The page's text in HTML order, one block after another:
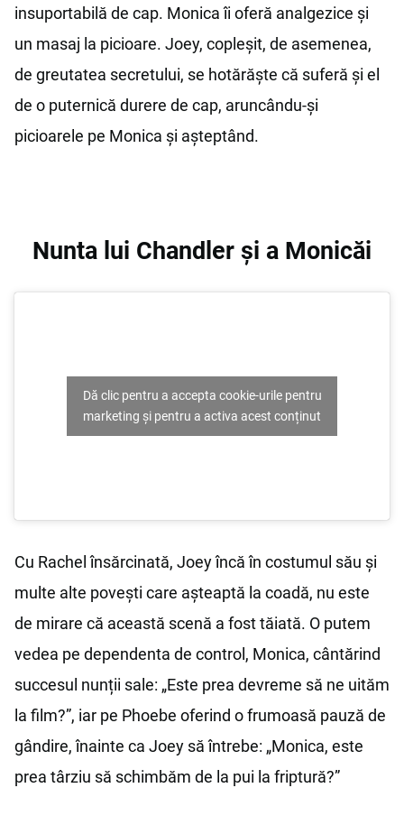
insuportabilă de cap. Monica îi oferă analgezice și
un masaj la picioare. Joey, copleșit, de asemenea,
de greutatea secretului, se hotărăște că suferă și el
de o puternică durere de cap, aruncându-și
picioarele pe Monica și așteptând.
Nunta lui Chandler și a Monicăi
Dă clic pentru a accepta cookie-urile pentru
marketing și pentru a activa acest conținut
Cu Rachel însărcinată, Joey încă în costumul său și
multe alte povești care așteaptă la coadă, nu este
de mirare că această scenă a fost tăiată. O putem
vedea pe dependenta de control, Monica, cântărind
succesul nunții sale: „Este prea devreme să ne uităm
la film?”, iar pe Phoebe oferind o frumoasă pauză de
gândire, înainte ca Joey să întrebe: „Monica, este
prea târziu să schimbăm de la pui la friptură?”